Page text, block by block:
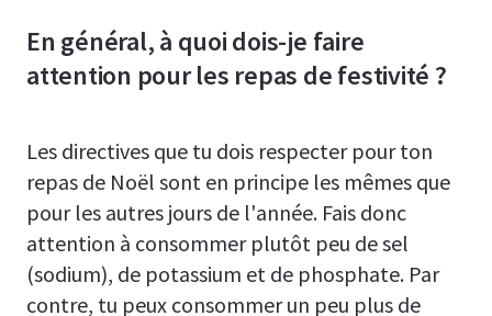
En général, à quoi dois-je faire
attention pour les repas de festivité ?
Les directives que tu dois respecter pour ton
repas de Noël sont en principe les mêmes que
pour les autres jours de l'année. Fais donc
attention à consommer plutôt peu de sel
(sodium), de potassium et de phosphate. Par
contre, tu peux consommer un peu plus de